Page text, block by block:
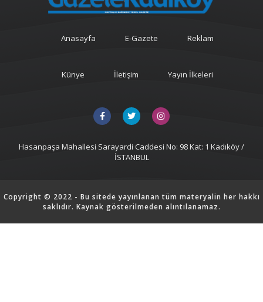
Anasayfa E-Gazete Reklam
Künye İletişim Yayın İlkeleri
Hasanpaşa Mahallesi Sarayardi Caddesi No: 98 Kat: 1 Kadıköy /
İSTANBUL
Copyright © 2022 - Bu sitede yayınlanan tüm materyalin her hakkı
saklıdır. Kaynak gösterilmeden alıntılanamaz.